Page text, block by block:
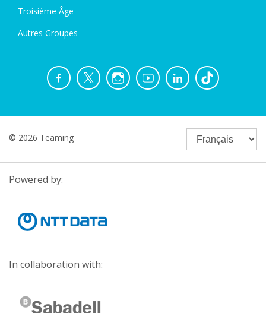
Troisième Âge
Autres Groupes
© 2026 Teaming
Powered by:
In collaboration with: